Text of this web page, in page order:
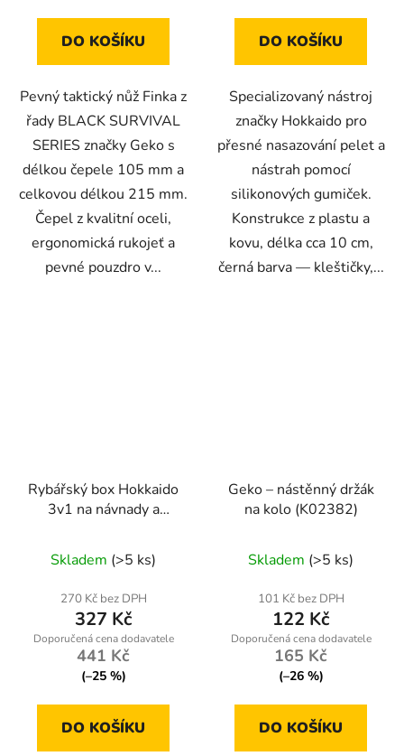
DO KOŠÍKU
Pevný taktický nůž Finka z
řady BLACK SURVIVAL
SERIES značky Geko s
délkou čepele 105 mm a
celkovou délkou 215 mm.
Čepel z kvalitní oceli,
ergonomická rukojeť a
pevné pouzdro v...
hvězdiček.
DO KOŠÍKU
Specializovaný nástroj
značky Hokkaido pro
přesné nasazování pelet a
nástrah pomocí
silikonových gumiček.
Konstrukce z plastu a
kovu, délka cca 10 cm,
černá barva — kleštičky,...
Rybářský box Hokkaido
3v1 na návnady a
oddělenými přihrádkami
Skladem (>5 ks)
270 Kč bez DPH
327 Kč
441 Kč
(–25 %)
DO KOŠÍKU
Geko – nástěnný držák
na kolo (K02382)
Skladem (>5 ks)
101 Kč bez DPH
122 Kč
165 Kč
(–26 %)
DO KOŠÍKU